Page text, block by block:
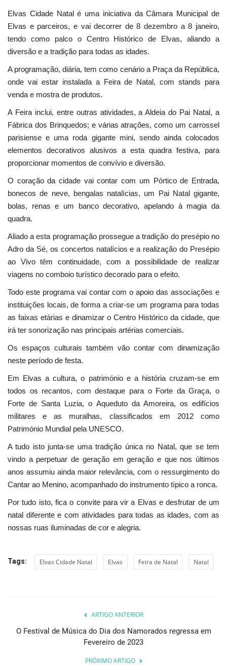
Elvas Cidade Natal é uma iniciativa da Câmara Municipal de
Elvas e parceiros, e vai decorrer de 8 dezembro a 8 janeiro,
tendo como palco o Centro Histórico de Elvas, aliando a
diversão e a tradição para todas as idades.
A programação, diária, tem como cenário a Praça da República,
onde vai estar instalada a Feira de Natal, com stands para
venda e mostra de produtos.
A Feira inclui, entre outras atividades, a Aldeia do Pai Natal, a
Fábrica dos Brinquedos; e várias atrações, como um carrossel
parisiense e uma roda gigante mini, sendo ainda colocados
elementos decorativos alusivos a esta quadra festiva, para
proporcionar momentos de convívio e diversão.
O coração da cidade vai contar com um Pórtico de Entrada,
bonecos de neve, bengalas natalícias, um Pai Natal gigante,
bolas, renas e um banco decorativo, apelando à magia da
quadra.
Aliado a esta programação prossegue a tradição do presépio no
Adro da Sé, os concertos natalícios e a realização do Presépio
ao Vivo têm continuidade, com a possibilidade de realizar
viagens no comboio turístico decorado para o efeito.
Todo este programa vai contar com o apoio das associações e
instituições locais, de forma a criar-se um programa para todas
as faixas etárias e dinamizar o Centro Histórico da cidade, que
irá ter sonorização nas principais artérias comerciais.
Os espaços culturais também vão contar com dinamização
neste período de festa.
Em Elvas a cultura, o património e a história cruzam-se em
todos os recantos, com destaque para o Forte da Graça, o
Forte de Santa Luzia, o Aqueduto da Amoreira, os edifícios
militares e as muralhas, classificados em 2012 como
Património Mundial pela UNESCO.
A tudo isto junta-se uma tradição única no Natal, que se tem
vindo a perpetuar de geração em geração e que nos últimos
anos assumiu ainda maior relevância, com o ressurgimento do
Cantar ao Menino, acompanhado do instrumento típico a ronca.
Por tudo isto, fica o convite para vir a Elvas e desfrutar de um
natal diferente e com atividades para todas as idades, com as
nossas ruas iluminadas de cor e alegria.
Tags: Elvas Cidade Natal Elvas Feira de Natal Natal
ARTIGO ANTERIOR
O Festival de Música do Dia dos Namorados regressa em
Fevereiro de 2023
PRÓXIMO ARTIGO